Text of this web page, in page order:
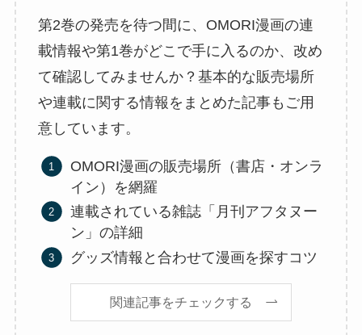
第2巻の発売を待つ間に、OMORI漫画の連
載情報や第1巻がどこで手に入るのか、改め
て確認してみませんか？基本的な販売場所
や連載に関する情報をまとめた記事もご用
意しています。
OMORI漫画の販売場所（書店・オンラ
イン）を網羅
連載されている雑誌「月刊アフタヌー
ン」の詳細
グッズ情報と合わせて漫画を探すコツ
関連記事をチェックする